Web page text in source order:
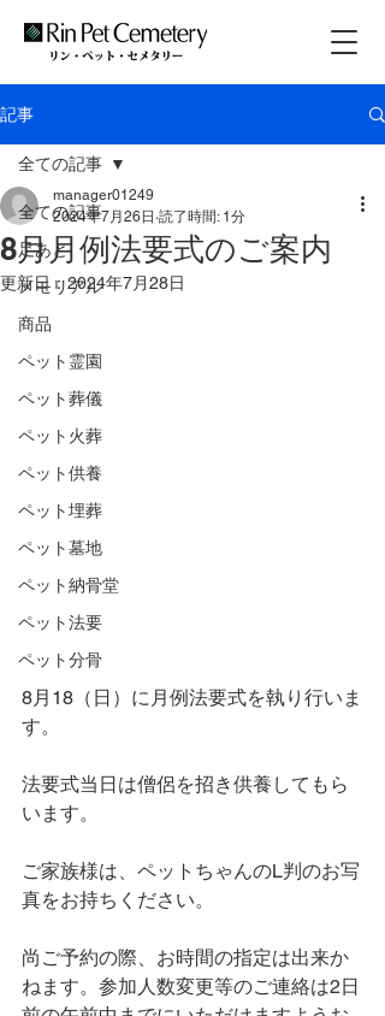
記事
全ての記事
足あと
メモリアル
商品
ペット霊園
ペット葬儀
ペット火葬
ペット供養
ペット埋葬
ペット墓地
ペット納骨堂
ペット法要
ペット分骨
全ての記事
8月月例法要式のご案内
manager01249
2024年7月26日 読了時間: 1分
更新日：2024年7月28日
8月18（日）に月例法要式を執り行いま
す。
法要式当日は僧侶を招き供養してもら
います。
ご家族様は、ペットちゃんのL判のお写
真をお持ちください。
尚ご予約の際、お時間の指定は出来か
ねます。参加人数変更等のご連絡は2日